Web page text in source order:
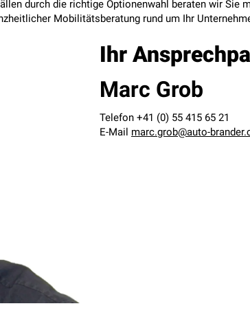
durch die richtige Optionenwahl beraten wir Sie
Mobilitätsberatung rund um Ihr
Ihr
Marc Grob
Telefon +41 (0) 55 415 65 21
E-Mail marc.grob@auto-